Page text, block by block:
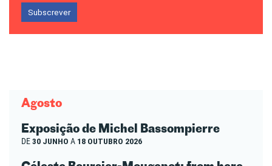
Subscrever
Agosto
Exposição de Michel Bassompierre
DE30 JUNHO A 18 OUTUBRO 2026